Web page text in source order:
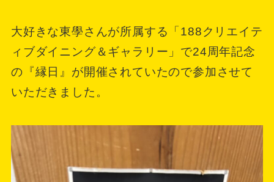
大好きな東學さんが所属する「188クリエイテ
ィブダイニング＆ギャラリー」で24周年記念
の『縁日』が開催されていたので参加させて
いただきました。